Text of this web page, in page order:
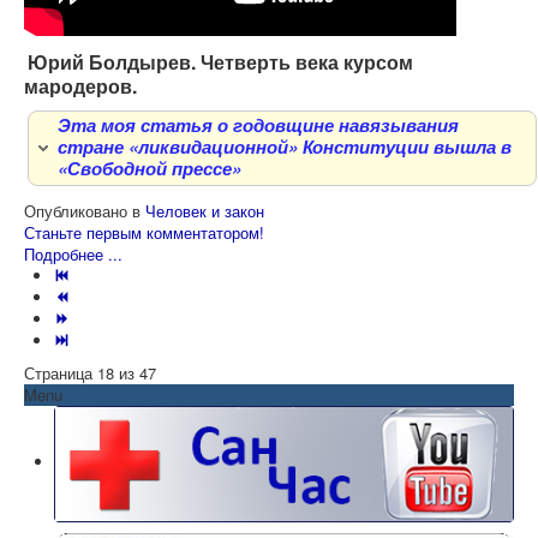
Юрий Болдырев. Четверть века курсом
мародеров.
Эта моя статья о годовщине навязывания
стране «ликвидационной» Конституции вышла в
«Свободной прессе»
деятельности и критериев оценки результатов —
изначально ставили...
Так что иллюзии, пожалуйста, оставьте.
Итак, будем ли праздновать четвертьвековой
юбилей?
Опубликовано в Человек и закон
Станьте первым комментатором!
Подробнее ...
Страница 18 из 47
Menu